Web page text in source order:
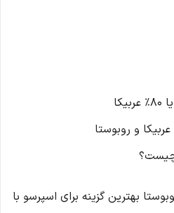
و روبوستا
چیست؟
70% روبوستا یا 80% روبوستا بهترین گزینه برای اسپرسو با